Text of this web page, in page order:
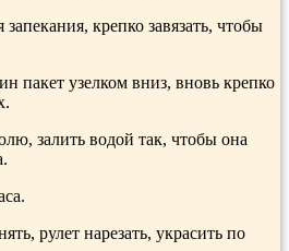
крепко завязать, чтобы
пакет узелком вниз, вновь крепко
за­лить водой так, чтобы она
рулет на­резать, украсить по